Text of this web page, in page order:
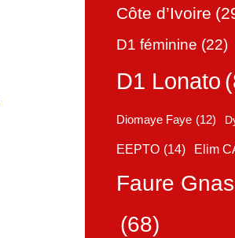
Côte d’Ivoire
D1 féminine (22)
D1 Lonato
Diomaye Faye (12)
EEPTO (14) Elim
Faure
(68)